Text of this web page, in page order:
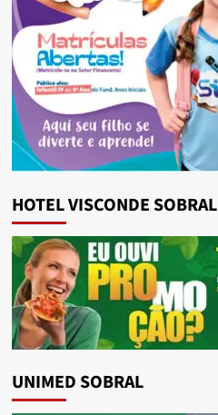
HOTEL VISCONDE SOBRAL
UNIMED SOBRAL